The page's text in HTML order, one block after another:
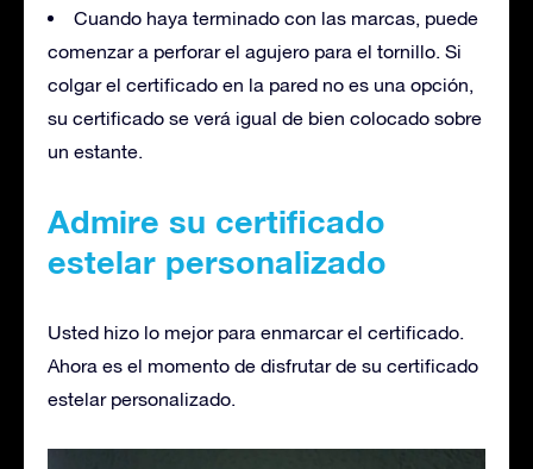
Cuando haya terminado con las marcas, puede
comenzar a perforar el agujero para el tornillo. Si
colgar el certificado en la pared no es una opción,
su certificado se verá igual de bien colocado sobre
un estante.
Admire su certificado
estelar personalizado
Usted hizo lo mejor para enmarcar el certificado.
Ahora es el momento de disfrutar de su certificado
estelar personalizado.